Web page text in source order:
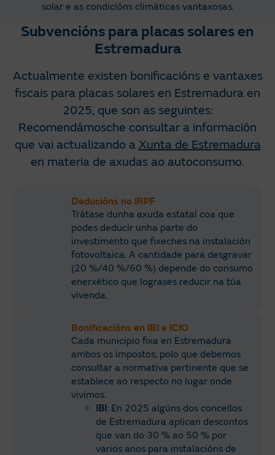
solar e as condicións climáticas vantaxosas.
Subvencións para placas solares en
Estremadura
Actualmente existen bonificacións e vantaxes
fiscais para placas solares en Estremadura en
2025, que son as seguintes:
Recomendámosche consultar a información
que vai actualizando a Xunta de Estremadura
en materia de axudas ao autoconsumo.
Deducións no IRPF
Trátase dunha axuda estatal coa que
podes deducir unha parte do
investimento que fixeches na instalación
fotovoltaica. A cantidade para desgravar
(20 %/40 %/60 %) depende do consumo
enerxético que lograses reducir na túa
vivenda. ​
Bonificacións en IBI e ICIO
Cada municipio fixa en Estremadura
ambos os impostos, polo que debemos
consultar a normativa pertinente que se
establece ao respecto no lugar onde
vivimos.
IBI: En 2025 algúns dos concellos
de Estremadura aplican descontos
que van do 30 % ao 50 % por
varios anos para instalacións de